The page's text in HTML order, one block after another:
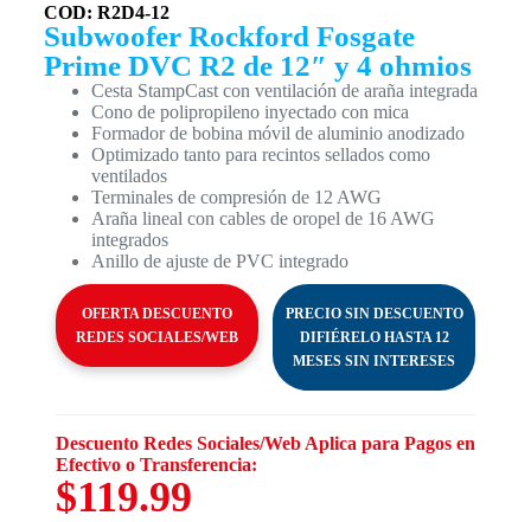
COD: R2D4-12
Subwoofer Rockford Fosgate
Prime DVC R2 de 12″ y 4 ohmios
Cesta StampCast con ventilación de araña integrada
Cono de polipropileno inyectado con mica
Formador de bobina móvil de aluminio anodizado
Optimizado tanto para recintos sellados como
ventilados
Terminales de compresión de 12 AWG
Araña lineal con cables de oropel de 16 AWG
integrados
Anillo de ajuste de PVC integrado
OFERTA DESCUENTO
REDES SOCIALES/WEB
PRECIO SIN DESCUENTO
DIFIÉRELO HASTA 12
MESES SIN INTERESES
Descuento Redes Sociales/Web Aplica para Pagos en
Efectivo o Transferencia:
$119.99